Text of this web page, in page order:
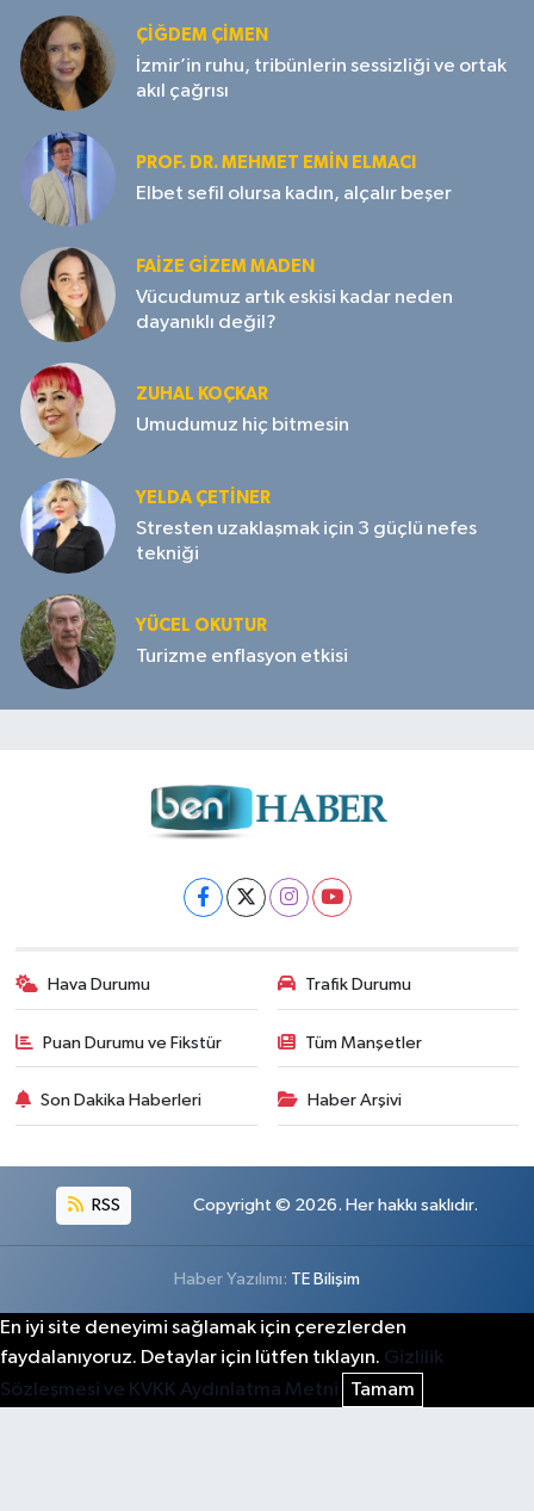
ÇIĞDEM ÇIMEN
İzmir’in ruhu, tribünlerin sessizliği ve ortak
akıl çağrısı
PROF. DR. MEHMET EMIN ELMACI
Elbet sefil olursa kadın, alçalır beşer
FAIZE GIZEM MADEN
Vücudumuz artık eskisi kadar neden
dayanıklı değil?
ZUHAL KOÇKAR
Umudumuz hiç bitmesin
YELDA ÇETİNER
Stresten uzaklaşmak için 3 güçlü nefes
tekniği
YÜCEL OKUTUR
Turizme enflasyon etkisi
Hava Durumu Trafik Durumu
Puan Durumu ve Fikstür Tüm Manşetler
Son Dakika Haberleri Haber Arşivi
RSS Copyright © 2026. Her hakkı saklıdır.
Haber Yazılımı: TE Bilişim
En iyi site deneyimi sağlamak için çerezlerden
faydalanıyoruz. Detaylar için lütfen tıklayın. Gizlilik
Sözleşmesi ve KVKK Aydınlatma Metni
Tamam